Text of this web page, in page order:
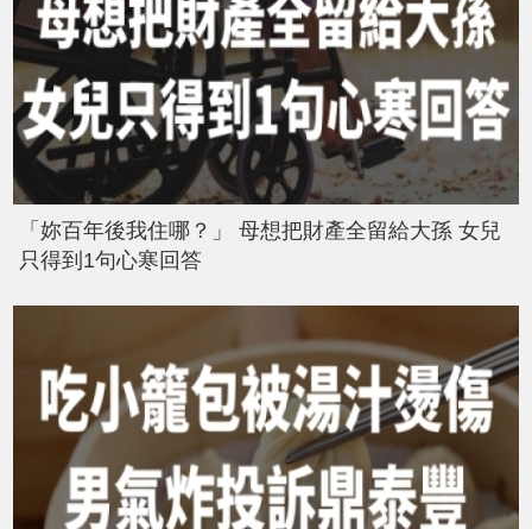
「妳百年後我住哪？」 母想把財產全留給大孫 女兒
只得到1句心寒回答